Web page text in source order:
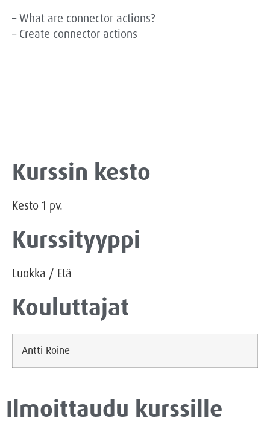
– What are connector actions?
– Create connector actions
Kurssin kesto
Kesto 1 pv.
Kurssityyppi
Luokka / Etä
Kouluttajat
Antti Roine
Ilmoittaudu kurssille